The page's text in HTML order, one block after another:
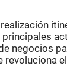
negocios